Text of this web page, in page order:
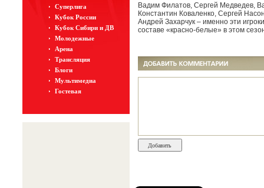
Суперлига
Кубок России
Кубок Сибири и ДВ
Молодежные
Арена
Трансляция
Блоги
Мультимедиа
Гостевая
Вадим Филатов, Сергей Медведев,
Константин Коваленко, Сергей
Андрей Захарчук – именно эти
составе «красно-белые» в этом